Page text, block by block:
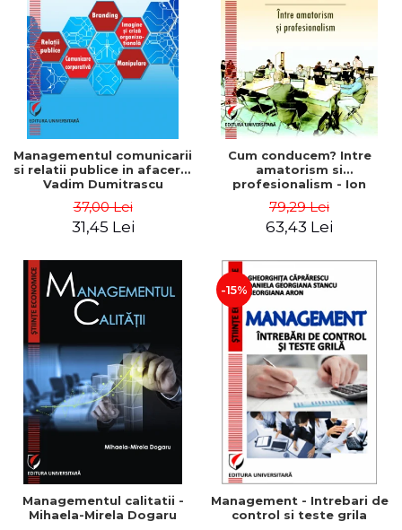
ADMINISTRATIVE
ȘTIINȚE ECONOMICE
ȘTIINȚE EXACTE
EDUCAȚIE FIZICĂ ȘI SPORT
PREUNIVERSITARIA
TIMP LIBER
ÎN CURS DE APARIȚIE
NOUTĂȚI
PACHETE DE STUDIU
PROMOȚIILE LUNII
ULTIMELE EXEMPLARE
Cum Cumpăr
Livrare
Politica de Retur
Formular de Retur
Distribuitori
Managementul comunicarii
si relatii publice in afaceri -
Vadim Dumitrascu
37,00 Lei
31,45 Lei
Cum conducem? Intre
amatorism si
profesionalism - Ion
79,29 Lei
63,43 Lei
Managementul calitatii -
Mihaela-Mirela Dogaru
-15%
Management - Intrebari de
control si teste grila